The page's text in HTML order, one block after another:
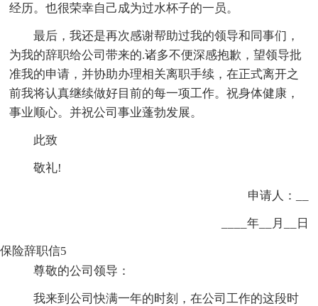
经历。也很荣幸自己成为过水杯子的一员。
最后，我还是再次感谢帮助过我的领导和同事们，
为我的辞职给公司带来的.诸多不便深感抱歉，望领导批
准我的申请，并协助办理相关离职手续，在正式离开之
前我将认真继续做好目前的每一项工作。祝身体健康，
事业顺心。并祝公司事业蓬勃发展。
此致
敬礼!
申请人：__
____年__月__日
保险辞职信5
尊敬的公司领导：
我来到公司快满一年的时刻，在公司工作的这段时